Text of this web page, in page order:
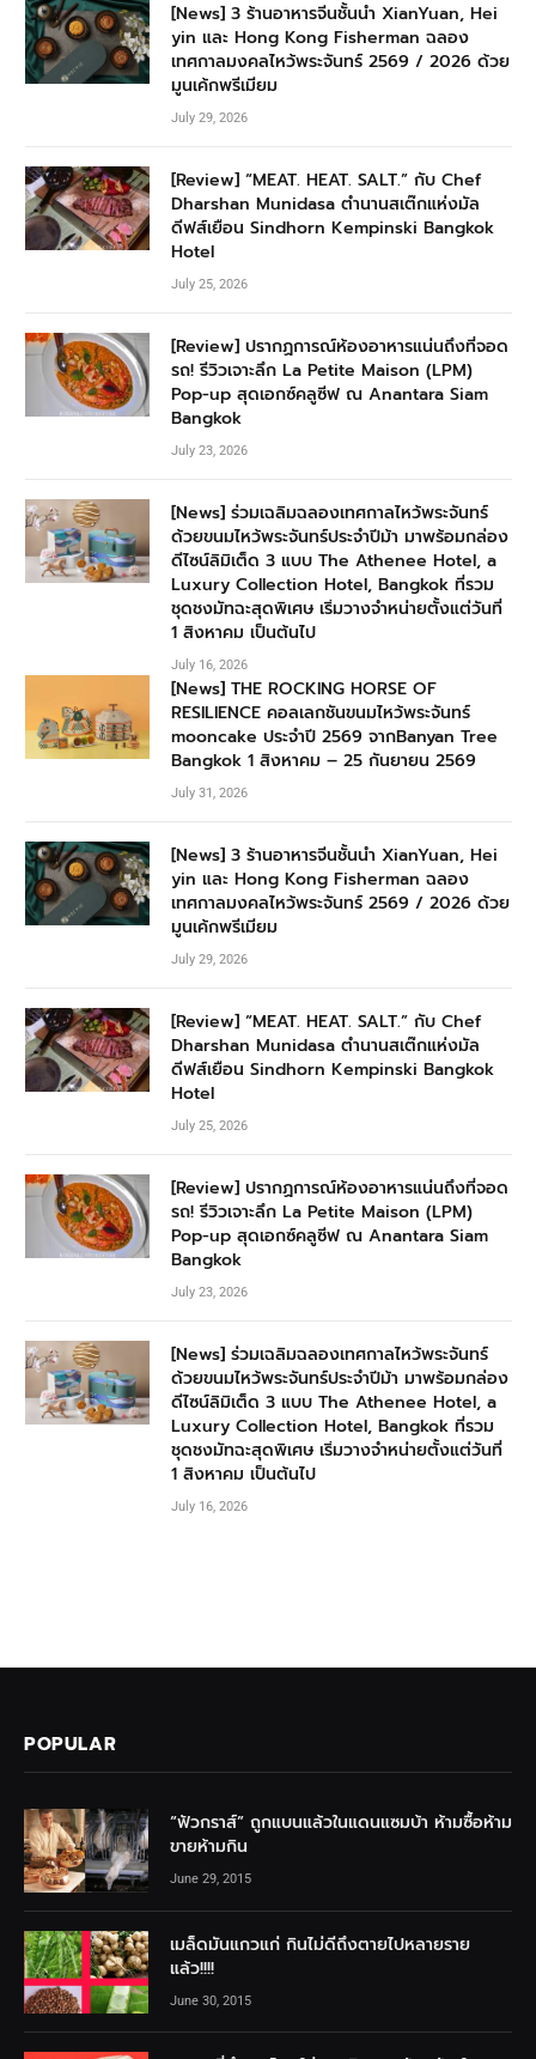
[News] 3 ร้านอาหารจีนชั้นนำ XianYuan, Hei
yin และ Hong Kong Fisherman ฉลอง
เทศกาลมงคลไหว้พระจันทร์ 2569 / 2026 ด้วย
มูนเค้กพรีเมียม
July 29, 2026
[Review] “MEAT. HEAT. SALT.” กับ Chef
Dharshan Munidasa ตำนานสเต๊กแห่งมัล
ดีฟส์เยือน Sindhorn Kempinski Bangkok
Hotel
July 25, 2026
[Review] ปรากฏการณ์ห้องอาหารแน่นถึงที่จอด
รถ! รีวิวเจาะลึก La Petite Maison (LPM)
Pop-up สุดเอกซ์คลูซีฟ ณ Anantara Siam
Bangkok
July 23, 2026
[News] ร่วมเฉลิมฉลองเทศกาลไหว้พระจันทร์
ด้วยขนมไหว้พระจันทร์ประจำปีม้า มาพร้อมกล่อง
ดีไซน์ลิมิเต็ด 3 แบบ The Athenee Hotel, a
Luxury Collection Hotel, Bangkok ที่รวม
ชุดชงมัทฉะสุดพิเศษ เริ่มวางจำหน่ายตั้งแต่วันที่
1 สิงหาคม เป็นต้นไป
July 16, 2026
[News] THE ROCKING HORSE OF
RESILIENCE คอลเลกชันขนมไหว้พระจันทร์
mooncake ประจำปี 2569 จากBanyan Tree
Bangkok 1 สิงหาคม – 25 กันยายน 2569
July 31, 2026
[News] 3 ร้านอาหารจีนชั้นนำ XianYuan, Hei
yin และ Hong Kong Fisherman ฉลอง
เทศกาลมงคลไหว้พระจันทร์ 2569 / 2026 ด้วย
มูนเค้กพรีเมียม
July 29, 2026
[Review] “MEAT. HEAT. SALT.” กับ Chef
Dharshan Munidasa ตำนานสเต๊กแห่งมัล
ดีฟส์เยือน Sindhorn Kempinski Bangkok
Hotel
July 25, 2026
[Review] ปรากฏการณ์ห้องอาหารแน่นถึงที่จอด
รถ! รีวิวเจาะลึก La Petite Maison (LPM)
Pop-up สุดเอกซ์คลูซีฟ ณ Anantara Siam
Bangkok
July 23, 2026
[News] ร่วมเฉลิมฉลองเทศกาลไหว้พระจันทร์
ด้วยขนมไหว้พระจันทร์ประจำปีม้า มาพร้อมกล่อง
ดีไซน์ลิมิเต็ด 3 แบบ The Athenee Hotel, a
Luxury Collection Hotel, Bangkok ที่รวม
ชุดชงมัทฉะสุดพิเศษ เริ่มวางจำหน่ายตั้งแต่วันที่
1 สิงหาคม เป็นต้นไป
July 16, 2026
POPULAR
“ฟัวกราส์” ถูกแบนแล้วในแดนแซมบ้า ห้ามซื้อห้าม
ขายห้ามกิน
June 29, 2015
เมล็ดมันแกวแก่ กินไม่ดีถึงตายไปหลายราย
แล้ว!!!!
June 30, 2015